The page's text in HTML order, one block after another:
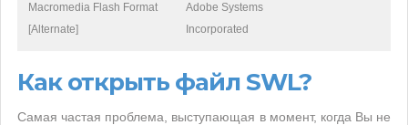
Macromedia Flash Format
[Alternate]
Adobe Systems
Incorporated
Как открыть файл SWL?
Самая частая проблема, выступающая в момент, когда Вы не